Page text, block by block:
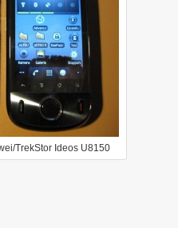
TrekStor Ideos U8150